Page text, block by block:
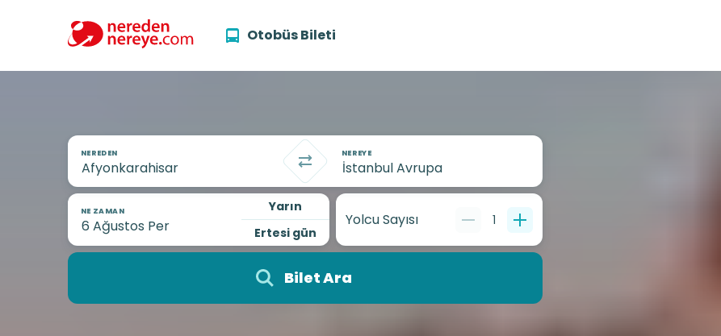
Otobüs Bileti
NEREDEN NEREYE
NE ZAMAN
Yarın
Ertesi gün
Yolcu Sayısı 1
Bilet Ara